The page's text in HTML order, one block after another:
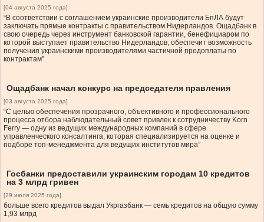
[04 августа 2025 года]
“В соответствии с соглашением украинские производители БпЛА будут
заключать прямые контракты с правительством Нидерландов. Ощадбанк в
свою очередь через инструмент банковской гарантии, бенефициаром по
которой выступает правительство Нидерландов, обеспечит возможность
получения украинскими производителями частичной предоплаты по
контрактам”
Ощадбанк начал конкурс на председателя правления
[03 августа 2025 года]
“С целью обеспечения прозрачного, объективного и профессионального
процесса отбора наблюдательный совет привлек к сотрудничеству Korn
Ferry — одну из ведущих международных компаний в сфере
управленческого консалтинга, которая специализируется на оценке и
подборе топ-менеджмента для ведущих институтов мира”
Госбанки предоставили украинским городам 10 кредитов
на 3 млрд гривен
[29 июля 2025 года]
больше всего кредитов выдал Укргазбанк — семь кредитов на общую сумму
1,93 млрд